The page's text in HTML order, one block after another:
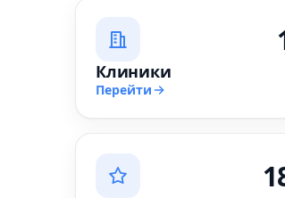
Клиники
Перейти